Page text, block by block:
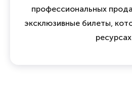
профессиональных
эксклюзивные билеты,
ресурсах